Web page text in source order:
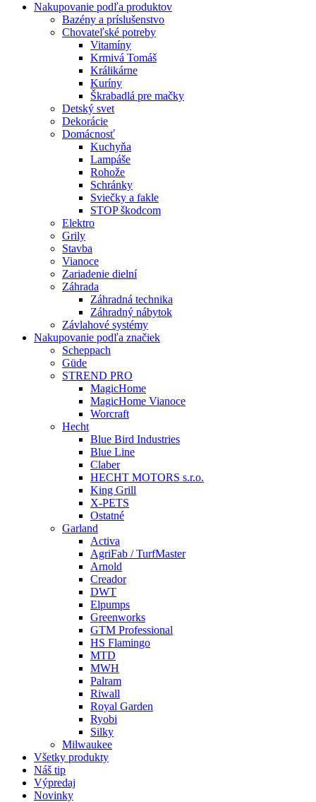
Nakupovanie podľa produktov
Bazény a príslušenstvo
Chovateľské potreby
Vitamíny
Krmivá Tomáš
Králikárne
Kuríny
Škrabadlá pre mačky
Detský svet
Dekorácie
Domácnosť
Kuchyňa
Lampáše
Rohože
Schránky
Sviečky a fakle
STOP škodcom
Elektro
Grily
Stavba
Vianoce
Zariadenie dielní
Záhrada
Záhradná technika
Záhradný nábytok
Závlahové systémy
Nakupovanie podľa značiek
Scheppach
Güde
STREND PRO
MagicHome
MagicHome Vianoce
Worcraft
Hecht
Blue Bird Industries
Blue Line
Claber
HECHT MOTORS s.r.o.
King Grill
X-PETS
Ostatné
Garland
Activa
AgriFab / TurfMaster
Arnold
Creador
DWT
Elpumps
Greenworks
GTM Professional
HS Flamingo
MTD
MWH
Palram
Riwall
Royal Garden
Ryobi
Silky
Milwaukee
Všetky produkty
Náš tip
Výpredaj
Novinky